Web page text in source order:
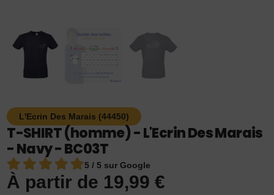
L'Ecrin Des Marais (44450)
T-SHIRT (homme) - L'Ecrin Des Marais
- Navy - BC03T
5 / 5 sur Google
À partir de 19,99€